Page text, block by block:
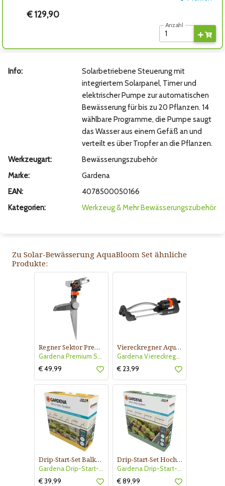
€ 129,90
Anzahl
Info:
Solarbetriebene Steuerung mit
integriertem Solarpanel, Timer und
elektrischer Pumpe zur automatischen
Bewässerung für bis zu 20 Pflanzen. 14
wählbare Programme, die Pumpe saugt
das Wasser aus einem Gefäß an und
verteilt es über Tropfer an die Pflanzen.
Werkzeugart:
Bewässerungszubehör
Marke:
Gardena
EAN:
4078500050166
Kategorien:
Werkzeug & Mehr Bewässerungszubehör
Zu Solar-Bewässerung AquaBloom Set ähnliche
Produkte:
Regner Sektor Premium
Gardena Premium Sektorregner
€ 49,99
Viereckregner Aqua S
Gardena Viereckregner Aqua S
€ 23,99
Drip-Start-Set Balkone
Gardena Drip-Start-Set Balkone
€ 39,99
Drip-Start-Set Hochbeet
Gardena Drip-Start-Set Hochbeet
€ 89,99